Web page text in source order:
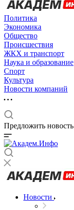
Политика
Экономика
Общество
Происшествия
ЖКХ и транспорт
Наука и образование
Спорт
Культура
Новости компаний
Предложить новость
Новости